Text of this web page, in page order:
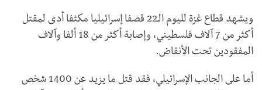
ويشهد قطاع غزة لليوم الـ22 قصفا إسرائيليا مكثفا أدى لمقتل
أكثر من 7 آلاف فلسطيني، وإصابة أكثر من 18 ألفا وآلاف
المفقودين تحت الأنقاض.
أما على الجانب الإسرائيلي، فقد قتل ما يزيد عن 1400 شخص